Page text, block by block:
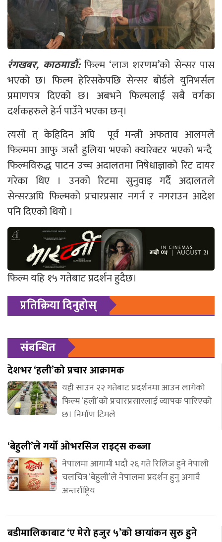
रंगखबर, काठमाडौँ: फिल्म ‘लाज शरणम’को सेन्सर पास
भएको छ। फिल्म हेरिसकेपछि सेन्सर बोर्डले युनिभर्सल
प्रमाणपत्र दिएको छ। अबभने फिल्मलाई सबै वर्गका
दर्शकहरुले हेर्न पाउँने भएका छन्।
त्यसो त् केहिदिन अघि पूर्व मन्त्री अफताव आलमले
फिल्ममा आफु जस्तै हुलिया भएको क्यारेक्टर भएको भन्दै
फिल्मविरुद्ध पाटन उच्च अदालतमा निषेधाज्ञाको रिट दायर
गरेका थिए । उनको रिटमा सुनुवाइ गर्दै अदालतले
सेन्सरअघि फिल्मको प्रचारप्रसार नगर्न र नगराउन आदेश
पनि दिएको थियो ।
फिल्म यहि १५ गतेबाट प्रदर्शन हुदैछ।
प्रतिक्रिया दिनुहोस्
संबन्धित
देशभर ‘हली’को प्रचार आक्रामक
यही साउन २२ गतेबाट प्रदर्शनमा आउन लागेको
फिल्म ‘हली’को प्रचारप्रसारलाई व्यापक पारिएको
छ। निर्माण टिमले
‘बेहुली’ले गर्यो ओभरसिज राइट्स कब्जा
नेपालमा आगामी भदौ २६ गते रिलिज हुने नेपाली
चलचित्र ‘बेहुली’ले नेपालमा प्रदर्शन हुनु अगावै
अन्तर्राष्ट्रिय
बडीमालिकाबाट ‘ए मेरो हजुर ५’को छायांकन सुरु हुने